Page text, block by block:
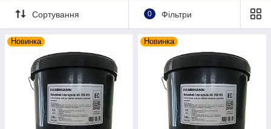
Сортування 0 Фільтри
Новинка Новинка